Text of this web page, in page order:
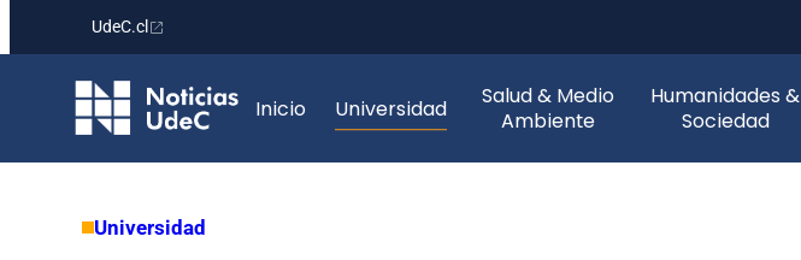
contenido
UdeC.cl
Inicio Universidad
Salud & Medio
Ambiente
Humanidades &
Sociedad
Universidad